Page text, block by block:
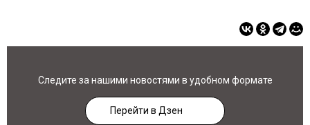
Следите за нашими новостями в удобном формате
Перейти в Дзен